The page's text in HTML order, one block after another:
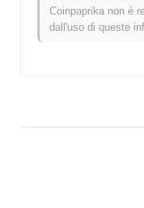
Negli ultimi 7 giorni,
sottoperformando il
un guadagno del
Coinpaprika non è
dall'uso di queste